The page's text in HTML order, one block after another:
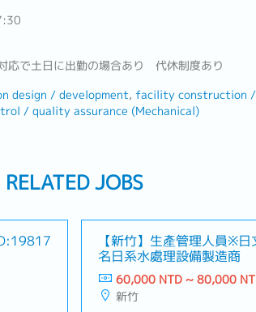
応で土日に出勤の場合あり 代休制度あり
design / development facility construction /
/ quality assurance (Mechanical)
RELATED JOBS
【新竹】生產管理人員※
名日系水處理設備製造商
60,000 NTD ~ 80,000
新竹